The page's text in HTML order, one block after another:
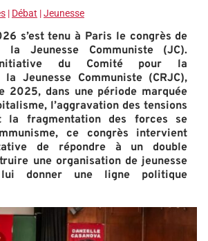
| Débat |Jeunesse
s’est tenu à Paris le congrès de
la Jeunesse Communiste (JC).
du Comité pour la
Jeunesse Communiste (CRJC),
2025, dans une période marquée
l’aggravation des tensions
la fragmentation des forces se
ce congrès intervient
de répondre à un double
une organisation de jeunesse
donner une ligne politique